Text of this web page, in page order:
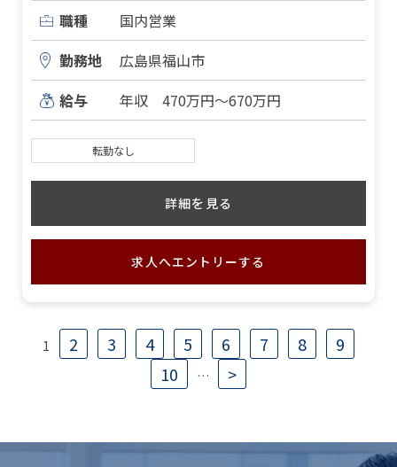
職種
国内営業
勤務地
広島県福山市
給与
年収 470万円～670万円
転勤なし
詳細を見る
求人へエントリーする
1 2 3 4 5 6 7 8
9
10
… >